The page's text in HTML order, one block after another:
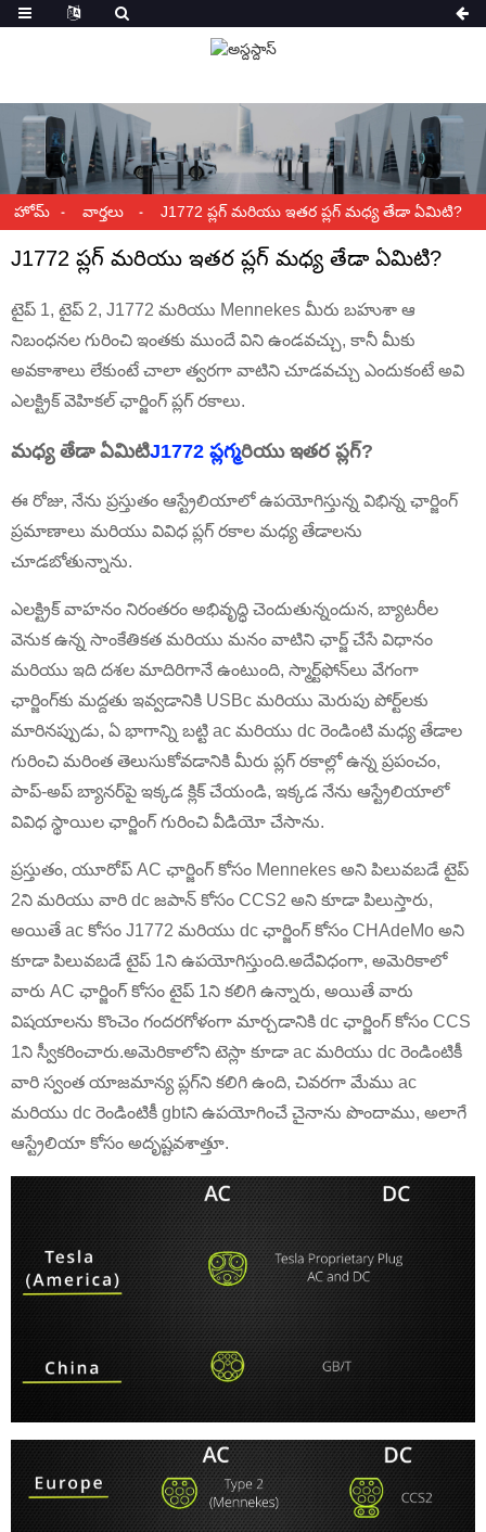
హోమ్ వార్తలు J1772 ప్లగ్ మరియు ఇతర ప్లగ్ మధ్య తేడా ఏమిటి?
J1772 ప్లగ్ మరియు ఇతర ప్లగ్ మధ్య తేడా ఏమిటి?
టైప్ 1, టైప్ 2, J1772 మరియు Mennekes మీరు బహుశా ఆ
నిబంధనల గురించి ఇంతకు ముందే విని ఉండవచ్చు, కానీ మీకు
అవకాశాలు లేకుంటే చాలా త్వరగా వాటిని చూడవచ్చు ఎందుకంటే అవి
ఎలక్ట్రిక్ వెహికల్ ఛార్జింగ్ ప్లగ్ రకాలు.
మధ్య తేడా ఏమిటిJ1772 ప్లగ్మరియు ఇతర ప్లగ్?
ఈ రోజు, నేను ప్రస్తుతం ఆస్ట్రేలియాలో ఉపయోగిస్తున్న విభిన్న ఛార్జింగ్
ప్రమాణాలు మరియు వివిధ ప్లగ్ రకాల మధ్య తేడాలను
చూడబోతున్నాను.
ఎలక్ట్రిక్ వాహనం నిరంతరం అభివృద్ధి చెందుతున్నందున, బ్యాటరీల
వెనుక ఉన్న సాంకేతికత మరియు మనం వాటిని ఛార్జ్ చేసే విధానం
మరియు ఇది దశల మాదిరిగానే ఉంటుంది, స్మార్ట్‌ఫోన్‌లు వేగంగా
ఛార్జింగ్‌కు మద్దతు ఇవ్వడానికి USBc మరియు మెరుపు పోర్ట్‌లకు
మారినప్పుడు, ఏ భాగాన్ని బట్టి ac మరియు dc రెండింటి మధ్య తేడాల
గురించి మరింత తెలుసుకోవడానికి మీరు ప్లగ్ రకాల్లో ఉన్న ప్రపంచం,
పాప్-అప్ బ్యానర్‌పై ఇక్కడ క్లిక్ చేయండి, ఇక్కడ నేను ఆస్ట్రేలియాలో
వివిధ స్థాయిల ఛార్జింగ్ గురించి వీడియో చేసాను.
ప్రస్తుతం, యూరోప్ AC ఛార్జింగ్ కోసం Mennekes అని పిలువబడే టైప్
2ని మరియు వారి dc జపాన్ కోసం CCS2 అని కూడా పిలుస్తారు,
అయితే ac కోసం J1772 మరియు dc ఛార్జింగ్ కోసం CHAdeMo అని
కూడా పిలువబడే టైప్ 1ని ఉపయోగిస్తుంది.అదేవిధంగా, అమెరికాలో
వారు AC ఛార్జింగ్ కోసం టైప్ 1ని కలిగి ఉన్నారు, అయితే వారు
విషయాలను కొంచెం గందరగోళంగా మార్చడానికి dc ఛార్జింగ్ కోసం CCS
1ని స్వీకరించారు.అమెరికాలోని టెస్లా కూడా ac మరియు dc రెండింటికీ
వారి స్వంత యాజమాన్య ప్లగ్‌ని కలిగి ఉంది, చివరగా మేము ac
మరియు dc రెండింటికీ gbtని ఉపయోగించే చైనాను పొందాము, అలాగే
ఆస్ట్రేలియా కోసం అదృష్టవశాత్తూ.